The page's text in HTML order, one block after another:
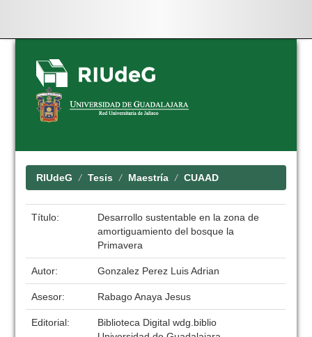
Skip
navigation
RIUdeG Tesis Maestría CUAAD
Título:
Desarrollo sustentable en la zona de
amortiguamiento del bosque la
Primavera
Autor: Gonzalez Perez Luis Adrian
Asesor: Rabago Anaya Jesus
Editorial:
Biblioteca Digital wdg.biblio